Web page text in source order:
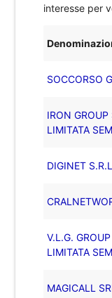
interesse per
SOCCORSO
IRON GROUP
LIMITATA
DIGINET
V.L.G.
LIMITATA
MAGICALL